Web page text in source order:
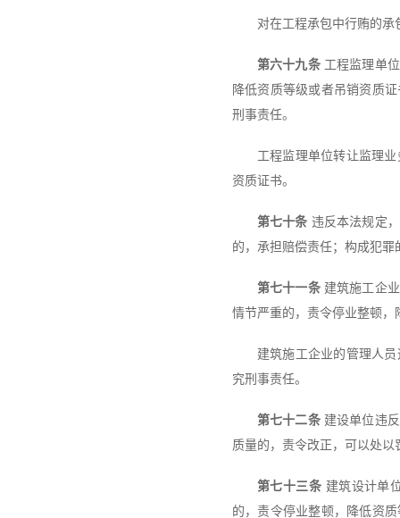
对在工程承包中行贿的
第六十九条工程监理单
降低资质等级或者吊销资质
刑事责任。
工程监理单位转让监理
资质证书。
第七十条 违反本法规定
的，承担赔偿责任；构成犯
第七十一条建筑施工企
情节严重的，责令停业整顿
建筑施工企业的管理人
究刑事责任。
第七十二条建设单位违
质量的，责令改正，可以处
第七十三条 建筑设计单
的，责令停业整顿，降低资